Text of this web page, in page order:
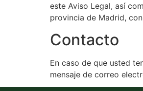
este Aviso Legal, así
provincia de Madrid,
Contacto
En caso de que usted
mensaje de correo